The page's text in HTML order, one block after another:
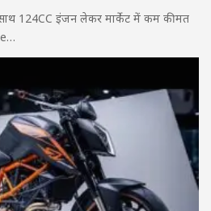
124CC इंजन लेकर मार्केट में कम कीमत